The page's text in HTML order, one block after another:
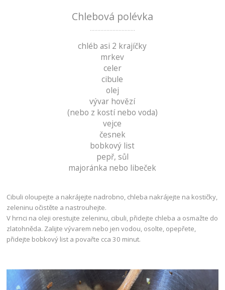
Chlebová polévka
..............................
chléb asi 2 krajíčky
mrkev
celer
cibule
olej
vývar hovězí
(nebo z kostí nebo voda)
vejce
česnek
bobkový list
pepř, sůl
majoránka nebo libeček
Cibuli oloupejte a nakrájejte nadrobno, chleba nakrájejte na kostičky,
zeleninu očistěte a nastrouhejte.
V hrnci na oleji orestujte zeleninu, cibuli, přidejte chleba a osmažte do
zlatohněda. Zalijte vývarem nebo jen vodou, osolte, opepřete,
přidejte bobkový list a povařte cca 30 minut.